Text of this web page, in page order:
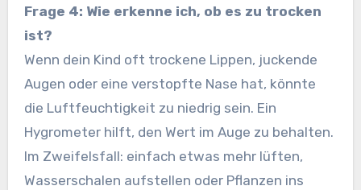
Frage 4: Wie erkenne ich, ob es zu trocken
ist?
Wenn dein Kind oft trockene Lippen, juckende
Augen oder eine verstopfte Nase hat, könnte
die Luftfeuchtigkeit zu niedrig sein. Ein
Hygrometer hilft, den Wert im Auge zu behalten.
Im Zweifelsfall: einfach etwas mehr lüften,
Wasserschalen aufstellen oder Pflanzen ins